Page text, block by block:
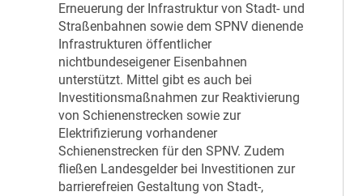
Erneuerung der Infrastruktur von Stadt- und
Straßenbahnen sowie dem SPNV dienende
Infrastrukturen öffentlicher
nichtbundeseigener Eisenbahnen
unterstützt. Mittel gibt es auch bei
Investitionsmaßnahmen zur Reaktivierung
von Schienenstrecken sowie zur
Elektrifizierung vorhandener
Schienenstrecken für den SPNV. Zudem
fließen Landesgelder bei Investitionen zur
barrierefreien Gestaltung von Stadt-,